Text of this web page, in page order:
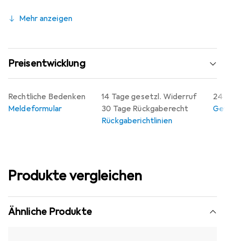
Mehr anzeigen
Preisentwicklung
14 Tage gesetzl. Widerruf
30 Tage Rückgaberecht
Rückgaberichtlinien
24
Rechtliche Bedenken
Meldeformular
Produkte vergleichen
Ähnliche Produkte